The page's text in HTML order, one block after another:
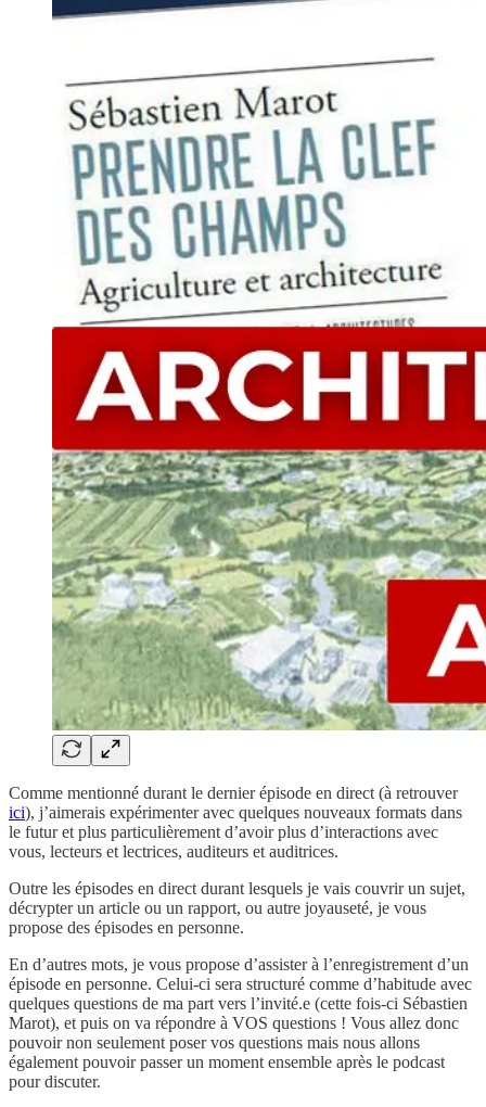
Comme mentionné durant le dernier épisode en direct (à retrouver
ici), j’aimerais expérimenter avec quelques nouveaux formats dans
le futur et plus particulièrement d’avoir plus d’interactions avec
vous, lecteurs et lectrices, auditeurs et auditrices.
Outre les épisodes en direct durant lesquels je vais couvrir un sujet,
décrypter un article ou un rapport, ou autre joyauseté, je vous
propose des épisodes en personne.
En d’autres mots, je vous propose d’assister à l’enregistrement d’un
épisode en personne. Celui-ci sera structuré comme d’habitude avec
quelques questions de ma part vers l’invité.e (cette fois-ci Sébastien
Marot), et puis on va répondre à VOS questions ! Vous allez donc
pouvoir non seulement poser vos questions mais nous allons
également pouvoir passer un moment ensemble après le podcast
pour discuter.